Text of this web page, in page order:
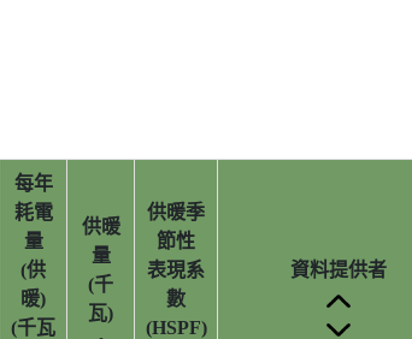
每年
耗電
量
(供
暖)
(千瓦
供暖
量
(千
瓦)
供暖季
節性
表現系
數
(HSPF)
資料提供者